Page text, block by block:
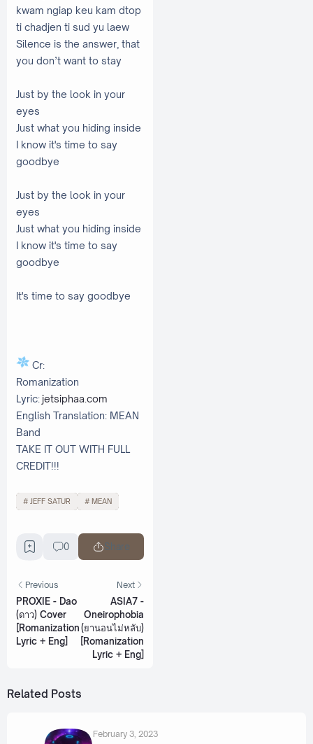
kwam ngiap keu kam dtop
ti chadjen ti sud yu laew
Silence is the answer, that
you don’t want to stay
Just by the look in your
eyes
Just what you hiding inside
I know it's time to say
goodbye
Just by the look in your
eyes
Just what you hiding inside
I know it's time to say
goodbye
It's time to say goodbye
Cr:
Romanization
Lyric:jetsiphaa.com
English Translation: MEAN
Band
TAKE IT OUT WITH FULL
CREDIT!!!
JEFF SATUR MEAN
0 Share
Previous
PROXIE - Dao
(ดาว) Cover
[Romanization
Lyric + Eng]
Next
ASIA7 -
Oneirophobia
(ยานอนไม่หลับ)
[Romanization
Lyric + Eng]
Related Posts
February 3, 2023